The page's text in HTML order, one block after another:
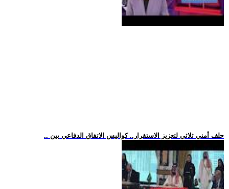
.. حلف أمني ثلاثي لتعزيز الاستقرار.. كواليس الاتفاق الدفاعي بين